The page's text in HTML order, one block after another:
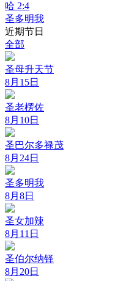
哈 2:4
圣多明我
近期节日
全部
圣母升天节
8月15日
圣老楞佐
8月10日
圣巴尔多禄茂
8月24日
圣多明我
8月8日
圣女加辣
8月11日
圣伯尔纳铎
8月20日